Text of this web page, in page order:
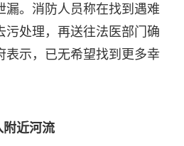
漏。消防人员称在找到遇难
污处理，再送往法医部门确
表示，已无希望找到更多幸
附近河流